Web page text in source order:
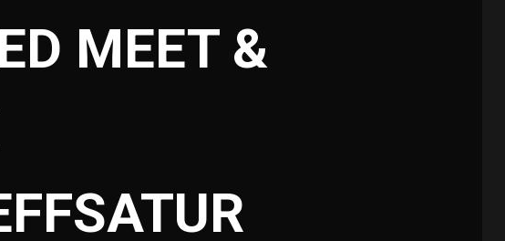
MEET &